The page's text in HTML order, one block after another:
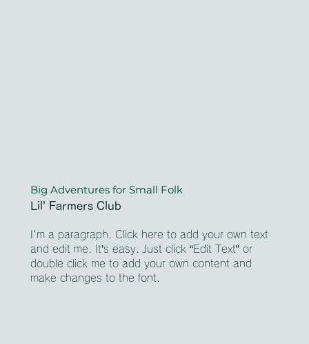
Big Adventures for Small Folk
Lil' Farmers Club
I'm a paragraph. Click here to add your own text
and edit me. It’s easy. Just click “Edit Text” or
double click me to add your own content and
make changes to the font.